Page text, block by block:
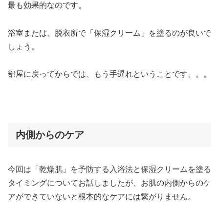
最も効果的なのです。
浴室または、脱衣所で「保湿クリーム」を塗るのが良いで
しょう。
部屋に戻ってからでは、もう手遅れということです。。。
内側からのケア
今回は「乾燥肌」を予防する入浴法と保湿クリームを塗る
タイミングについてお話しましたが、お肌の内側からのケ
アができていないと根本的なケアには繋がりません。